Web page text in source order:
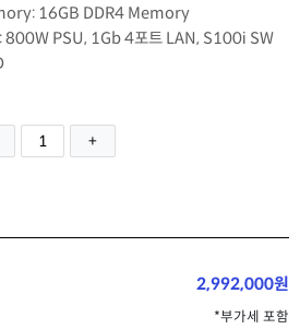
16GB DDR4 Memory
800W PSU, 1Gb 4포트 LAN, S100i SW
2,992,000원
*부가세 포함